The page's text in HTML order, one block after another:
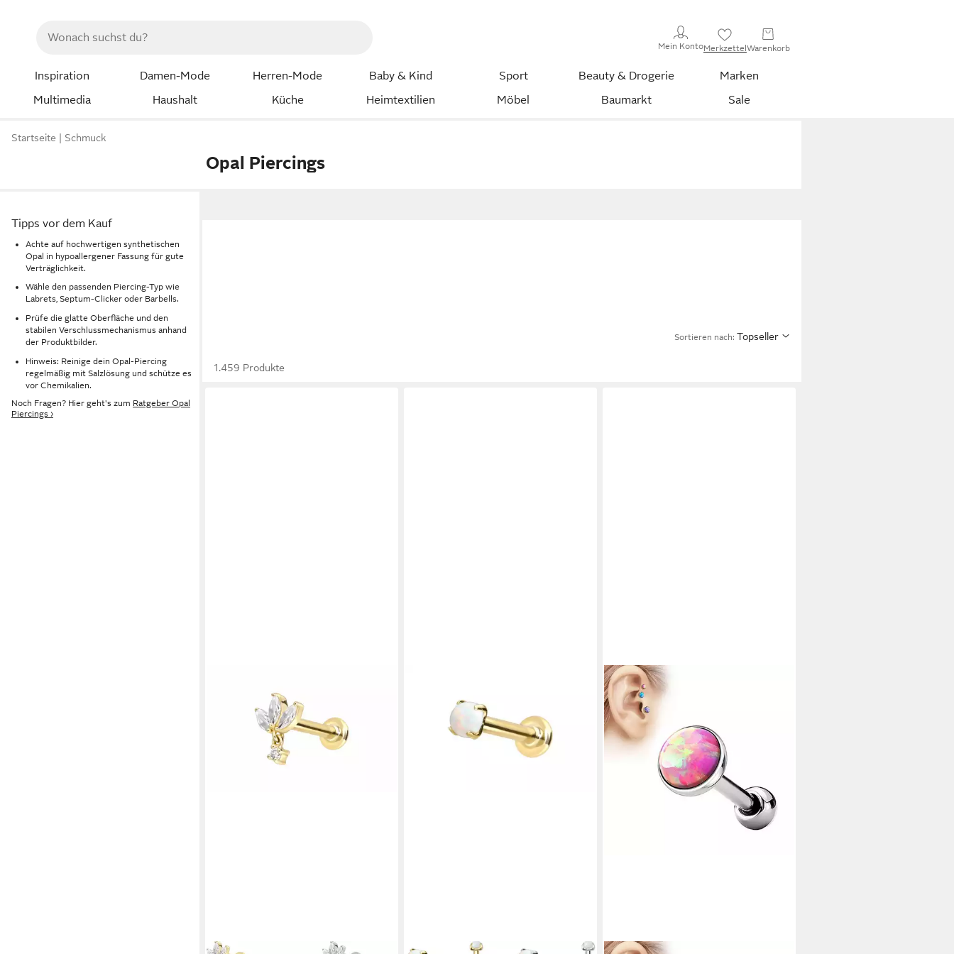
Mein KontoMerkzettelWarenkorb
Inspiration Damen-Mode Herren-Mode Baby & Kind Sport Beauty & Drogerie
Marken
Multimedia
Haushalt Küche Heimtextilien Möbel Baumarkt Sale
Startseite Schmuck
Opal Piercings
Tipps vor dem Kauf
Achte auf hochwertigen synthetischen
Opal in hypoallergener Fassung für gute
Verträglichkeit.
Wähle den passenden Piercing-Typ wie
Labrets, Septum-Clicker oder Barbells.
Prüfe die glatte Oberfläche und den
stabilen Verschlussmechanismus anhand
der Produktbilder.
Hinweis: Reinige dein Opal-Piercing
regelmäßig mit Salzlösung und schütze es
vor Chemikalien.
Noch Fragen? Hier geht's zum Ratgeber Opal
Piercings ›
Sortieren nach: Topseller
1.459 Produkte